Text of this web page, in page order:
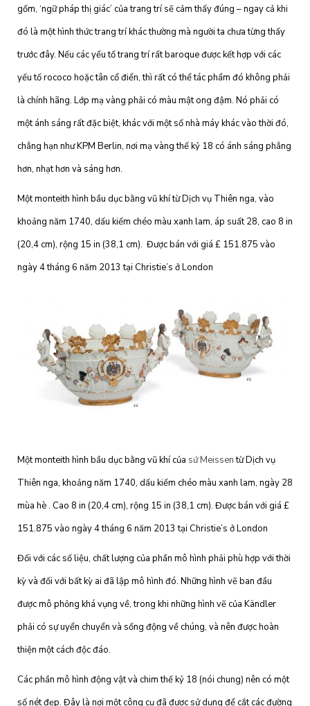
gốm, ‘ngữ pháp thị giác’ của trang trí sẽ cảm thấy đúng – ngay cả khi
đó là một hình thức trang trí khác thường mà người ta chưa từng thấy
trước đây. Nếu các yếu tố trang trí rất baroque được kết hợp với các
yếu tố rococo hoặc tân cổ điển, thì rất có thể tác phẩm đó không phải
là chính hãng. Lớp mạ vàng phải có màu mật ong đậm. Nó phải có
một ánh sáng rất đặc biệt, khác với một số nhà máy khác vào thời đó,
chẳng hạn như KPM Berlin, nơi mạ vàng thế kỷ 18 có ánh sáng phẳng
hơn, nhạt hơn và sáng hơn.
Một monteith hình bầu dục bằng vũ khí từ Dịch vụ Thiên nga, vào
khoảng năm 1740, dấu kiếm chéo màu xanh lam, áp suất 28, cao 8 in
(20,4 cm), rộng 15 in (38,1 cm). Được bán với giá £ 151.875 vào
ngày 4 tháng 6 năm 2013 tại Christie’s ở London
Một monteith hình bầu dục bằng vũ khí của sứ Meissentừ Dịch vụ
Thiên nga, khoảng năm 1740, dấu kiếm chéo màu xanh lam, ngày 28
mùa hè . Cao 8 in (20,4 cm), rộng 15 in (38,1 cm). Được bán với giá £
151.875 vào ngày 4 tháng 6 năm 2013 tại Christie’s ở London
Đối với các số liệu, chất lượng của phần mô hình phải phù hợp với thời
kỳ và đối với bất kỳ ai đã lập mô hình đó. Những hình vẽ ban đầu
được mô phỏng khá vụng về, trong khi những hình vẽ của Kändler
phải có sự uyển chuyển và sống động về chúng, và nên được hoàn
thiện một cách độc đáo.
Các phần mô hình động vật và chim thế kỷ 18 (nói chung) nên có một
số nét đẹp. Đây là nơi một công cụ đã được sử dụng để cắt các đường